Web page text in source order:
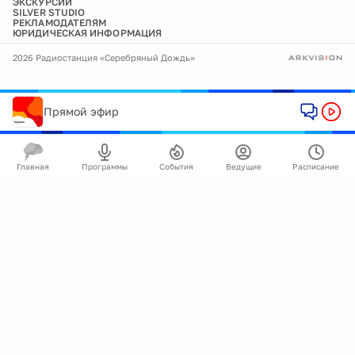
SILVER STUDIO
РЕКЛАМОДАТЕЛЯМ
ЮРИДИЧЕСКАЯ ИНФОРМАЦИЯ
2026 Радиостанция «Серебряный Дождь»
Прямой эфир
Главная Программы События Ведущие Расписание